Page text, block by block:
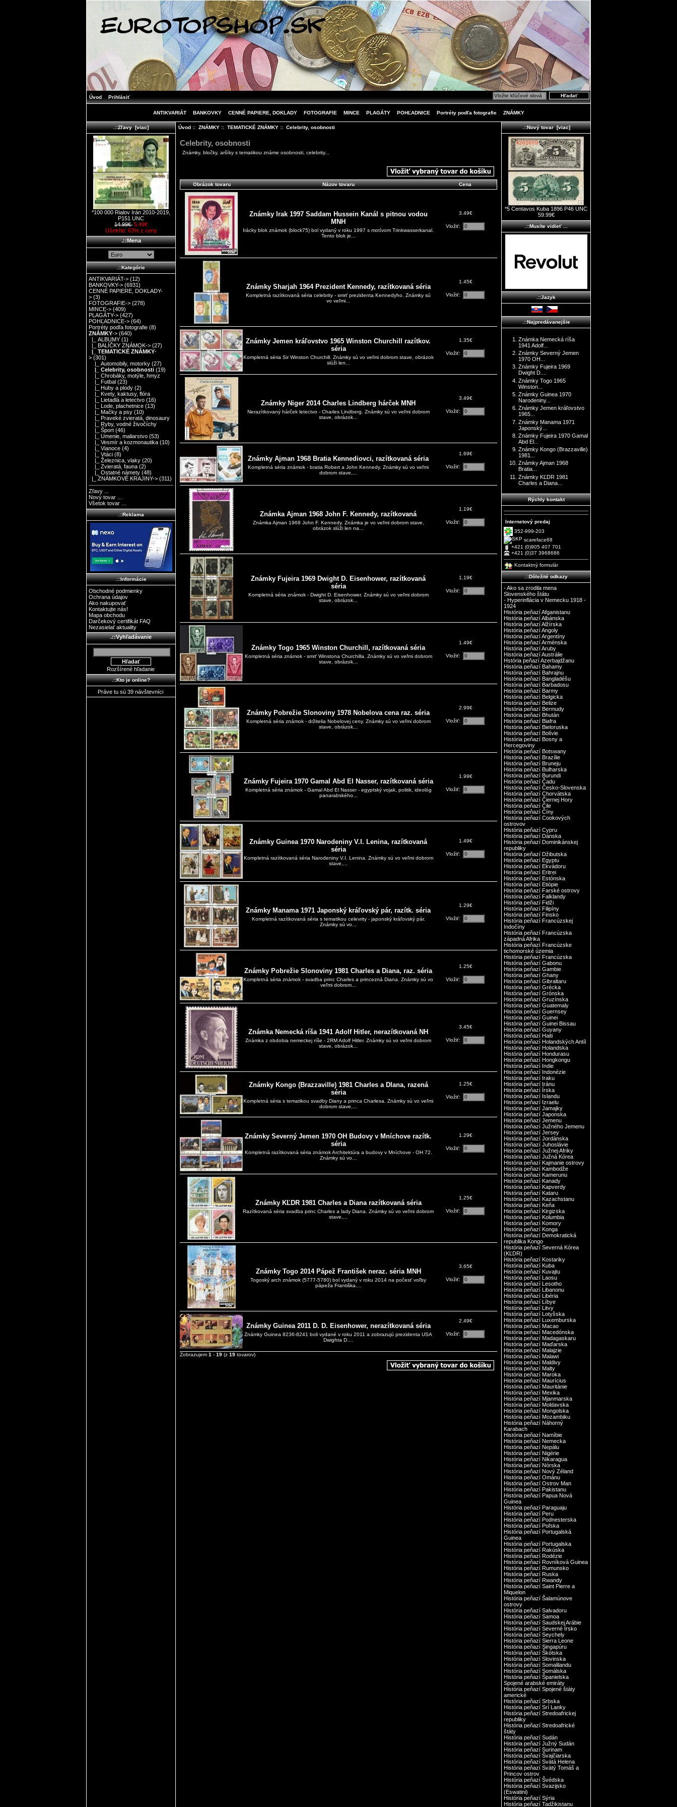
Úvod Prihlásiť
ANTIKVARIÁT BANKOVKY CENNÉ PAPIERE, DOKLADY FOTOGRAFIE MINCE PLAGÁTY POHĽADNICE Portréty podľa fotografie ZNÁMKY
.::Zľavy [viac]
*100 000 Rialov Irán 2010-2019,
P151 UNC
14.99€ 5.49€
Ušetríte: 63% z ceny
.::Mena
.::Kategórie
ANTIKVARIÁT-> (12)
BANKOVKY-> (6931)
CENNÉ PAPIERE, DOKLADY-
> (3)
FOTOGRAFIE-> (278)
MINCE-> (409)
PLAGÁTY-> (427)
POHĽADNICE-> (64)
Portréty podľa fotografie (8)
ZNÁMKY-> (640)
|_ ALBUMY (1)
|_ BALÍČKY ZNÁMOK-> (27)
|_ TEMATICKÉ ZNÁMKY-
> (301)
|_ Automobily, motorky (27)
|_ Celebrity, osobnosti (19)
|_ Chrobáky, motýle, hmyz
|_ Futbal (23)
|_ Huby a plody (2)
|_ Kvety, kaktusy, flóra
|_ Lietadlá a letectvo (16)
|_ Lode, plachetnice (13)
|_ Mačky a psy (10)
|_ Praveké zvieratá, dinosaury
|_ Ryby, vodné živočíchy
|_ Šport (46)
|_ Umenie, maliarstvo (53)
|_ Vesmír a kozmonautika (10)
|_ Vianoce (4)
|_ Vtáci (8)
|_ Železnica, vlaky (20)
|_ Zvieratá, fauna (2)
|_ Ostatné námety (48)
|_ ZNÁMKOVÉ KRAJINY-> (311)
Zľavy ...
Nový tovar ...
Všetok tovar ...
.::Reklama
.::Informácie
Obchodné podmienky
Ochrana údajov
Ako nakupovať
Kontaktujte nás!
Mapa obchodu
Darčekový certifikát FAQ
Nezasielať aktuality
.::Vyhľadávanie
Rozšírené hľadanie
.::Kto je online?
Práve tu sú 39 návštevníci
Úvod:: ZNÁMKY:: TEMATICKÉ ZNÁMKY:: Celebrity, osobnosti
Celebrity, osobnosti
Známky, bločky, aršíky s tematikou známe osobnosti, celebrity...
Obrázok tovaru Názov tovaru Cena
Známky Irak 1997 Saddam Hussein Kanál s pitnou vodou
MNH
Irácky blok známok (block75) bol vydaný v roku 1997 s motívom Trinkwasserkanal.
Tento blok je...
3.49€
Vložiť:
Známky Sharjah 1964 Prezident Kennedy, razítkovaná séria
Kompletná razítkovaná séria celebrity - smrť prezidenta Kennedyho. Známky sú
vo veľmi...
1.45€
Vložiť:
Známky Jemen kráľovstvo 1965 Winston Churchill razítkov.
séria
Kompletná séria Sir Winston Churchill. Známky sú vo veľmi dobrom stave, obrázok
slúži len...
1.35€
Vložiť:
Známky Niger 2014 Charles Lindberg hárček MNH
Nerazítkovaný hárček letectvo - Charles Lindberg. Známky sú vo veľmi dobrom
stave, obrázok...
3.49€
Vložiť:
Známky Ajman 1968 Bratia Kennediovci, razítkovaná séria
Kompletná séria známok - bratia Robert a John Kennedy. Známky sú vo veľmi
dobrom stave,...
1.69€
Vložiť:
Známka Ajman 1968 John F. Kennedy, razítkovaná
Známka Ajman 1968 John F. Kennedy. Známka je vo veľmi dobrom stave,
obrázok slúži len na...
1.19€
Vložiť:
Známky Fujeira 1969 Dwight D. Eisenhower, razítkovaná
séria
Kompletná séria známok - Dwight D. Eisenhower. Známky sú vo veľmi dobrom
stave, obrázok...
1.19€
Vložiť:
Známky Togo 1965 Winston Churchill, razítkovaná séria
Kompletná séria známok - smrť Winstona Churchilla. Známky sú vo veľmi dobrom
stave, obrázok...
1.49€
Vložiť:
Známky Pobrežie Slonoviny 1978 Nobelova cena raz. séria
Kompletná séria známok - držitelia Nobelovej ceny. Známky sú vo veľmi dobrom
stave, obrázok...
2.99€
Vložiť:
Známky Fujeira 1970 Gamal Abd El Nasser, razítkovaná séria
Kompletná séria známok - Gamal Abd El Nasser - egyptský vojak, politik, ideológ
panarabského...
1.99€
Vložiť:
Známky Guinea 1970 Narodeniny V.I. Lenina, razítkovaná
séria
Kompletná razítkovaná séria Narodeniny V.I. Lenina. Známky sú vo veľmi dobrom
stave,...
1.49€
Vložiť:
Známky Manama 1971 Japonský kráľovský pár, razítk. séria
Kompletná razítkovaná séria s tematikou celevrity - japonský kráľovský pár.
Známky sú vo...
1.29€
Vložiť:
Známky Pobrežie Slonoviny 1981 Charles a Diana, raz. séria
Kompletná séria známok - svadba princ Charles a princezná Diana. Známky sú vo
veľmi dobrom...
1.25€
Vložiť:
Známka Nemecká ríša 1941 Adolf Hitler, nerazítkovaná NH
Známka z obdobia nemeckej ríše - 2RM Adolf Hitler. Známky sú vo veľmi dobrom
stave, obrázok...
3.45€
Vložiť:
Známky Kongo (Brazzaville) 1981 Charles a DIana, razená
séria
Kompletná séria s tematikou svadby Diany a princa Charlesa. Známky sú vo veľmi
dobrom stave,...
1.25€
Vložiť:
Známky Severný Jemen 1970 OH Budovy v Mníchove razítk.
séria
Kompletná razítkovaná séria známok Architektúra a budovy v Mníchove - OH 72.
Známky sú vo...
1.29€
Vložiť:
Známky KĽDR 1981 Charles a Diana razítkovaná séria
Razítkovaná séria svadba princ Charles a lady Diana. Známky sú vo veľmi dobrom
stave,...
1.25€
Vložiť:
Známky Togo 2014 Pápež František neraz. séria MNH
Togoský arch známok (5777-5780) bol vydaný v roku 2014 na počesť voľby
pápeža Františka....
3.65€
Vložiť:
Známky Guinea 2011 D. D. Eisenhower, nerazítkovaná séria
Známky Guinea 8236-8241 boli vydané v roku 2011 a zobrazujú prezidenta USA
Dwighta D....
2.49€
Vložiť:
Zobrazujem 1 - 19 (z 19 tovarov)
.::Nový tovar [viac]
*5 Centavos Kuba 1896 P46 UNC
59.99€
.::Musíte vidieť ...
.::Jazyk
.::Najpredávanejšie
Známka Nemecká ríša
1941 Adolf...
Známky Severný Jemen
1970 OH...
Známky Fujeira 1969
Dwight D....
Známky Togo 1965
Winston...
Známky Guinea 1970
Narodeniny...
Známky Jemen kráľovstvo
1965...
Známky Manama 1971
Japonský...
Známky Fujeira 1970 Gamal
Abd El...
Známky Kongo (Brazzaville)
1981...
Známky Ajman 1968
Bratia...
Známky KĽDR 1981
Charles a Diana...
Rýchly kontakt
Internetový predaj
352-999-203
scareface68
+421 (0)905 407 701
+421 (0)37 3968686
Kontaktný formulár
.::Dôležité odkazy
- Ako sa zrodila mena
Slovenského štátu
- Hyperinflácia v Nemecku 1918 -
1924
História peňazí Afganistanu
História peňazí Albánska
História peňazí Alžírska
História peňazí Angoly
História peňazí Argentíny
História peňazí Arménska
História peňazí Aruby
História peňazí Austrálie
Hstória peňazí Azerbajdžanu
História peňazí Bahamy
História peňazí Bahrajnu
História peňazí Bangladéšu
História peňazí Barbadosu
História peňazí Barmy
História peňazí Belgicka
História peňazí Belize
História peňazí Bermudy
História peňazí Bhután
História peňazí Biafra
História peňazí Bieloruska
História peňazí Bolívie
História peňazí Bosny a
Hercegoviny
História peňazí Botswany
História peňazí Brazílie
História peňazí Bruneju
História peňazí Bulharska
História peňazí Burundi
História peňazí Čadu
História peňazí Česko-Slovenska
História peňazí Chorvátska
História peňazí Čiernej Hory
História peňazí Čile
História peňazí Číny
História peňazí Cookových
ostrovov
História peňazí Cypru
História peňazí Dánska
História peňazí Dominikánskej
republiky
História peňazí Džibutska
História peňazí Egyptu
História peňazí Ekvádoru
História peňazí Eritrei
História peňazí Estónska
História peňazí Etiópie
História peňazí Farské ostrovy
História peňazí Falklandy
História peňazí Fidži
História peňazí Filipíny
História peňazí Finsko
História peňazí Francúzskej
Indočíny
História peňazí Francúzska
západná Afrika
História peňazí Francúzske
tichomorské územia
História peňazí Francúzska
História peňazí Gabonu
História peňazí Gambie
História peňazí Ghany
História peňazí Gibraltaru
História peňazí Grécka
História peňazí Grónska
História peňazí Gruzínska
História peňazí Guatemaly
História peňazí Guernsey
História peňazí Guinei
História peňazí Guinei Bissau
História peňazí Guyany
História peňazí Haiti
História peňazí Holandských Antíl
História peňazí Holandska
História peňazí Hondurasu
História peňazí Hongkongu
História peňazí Indie
História peňazí Indonézie
História peňazí Iraku
História peňazí Iránu
História peňazí Írska
História peňazí Islandu
História peňazí Izraelu
História peňazí Jamajky
História peňazí Japonska
História peňazí Jemenu
História peňazí Južného Jemenu
História peňazí Jersey
História peňazí Jordánska
História peňazí Juhoslávie
História peňazí Južnej Afriky
História peňazí Južná Kórea
História peňazí Kajmanie ostrovy
História peňazí Kambodže
História peňazí Kamerunu
História peňazí Kanady
História peňazí Kapverdy
História peňazí Kataru
História peňazí Kazachstanu
História peňazí Keňa
História peňazí Kirgizska
História peňazí Kolumbia
História peňazí Komory
História peňazí Konga
História peňazí Demokratická
republika Kongo
História peňazí Severná Kórea
(KĽDR)
História peňazí Kostariky
História peňazí Kuba
História peňazí Kuvajtu
História peňazí Laosu
História peňazí Lesotho
História peňazí Libanonu
História peňazí Libéria
História peňazí Líbye
História peňazí Litvy
História peňazí Lotyšska
História peňazí Luxemburska
História peňazí Macao
História peňazí Macedónska
História peňazí Madagaskaru
História peňazí Maďarska
História peňazí Malajzie
História peňazí Malawi
História peňazí Maldivy
História peňazí Malty
História peňazí Maroka
História peňazí Maurícius
História peňazí Mauritánie
História peňazí Mexika
História peňazí Mjanmarska
História peňazí Moldavska
História peňazí Mongolska
História peňazí Mozambiku
História peňazí Náhorný
Karabach
História peňazí Namíbie
História peňazí Nemecka
História peňazí Nepálu
História peňazí Nigérie
História peňazí Nikaragua
História peňazí Nórska
História peňazí Nový Zéland
História peňazí Ománu
História peňazí Ostrov Man
História peňazí Pakistanu
História peňazí Papua Nová
Guinea
História peňazí Paraguaju
História peňazí Peru
História peňazí Podnesterska
História peňazí Poľska
História peňazí Portugalská
Guinea
História peňazí Portugalska
História peňazí Rakúska
História peňazí Rodézie
História peňazí Rovníková Guinea
História peňazí Rumunsko
História peňazí Ruska
História peňazí Rwandy
História peňazí Saint Pierre a
Miquelon
História peňazí Šalamúnove
ostrovy
História peňazí Salvadoru
História peňazí Samoa
História peňazí Saudskej Arábie
História peňazí Severné Írsko
História peňazí Seychely
História peňazí Sierra Leone
História peňazí Singapúru
História peňazí Škótska
História peňazí Slovinska
História peňazí Somalilandu
História peňazí Somálska
História peňazí Španielska
Spojené arabské emiráty
História peňazí Spojené štáty
americké
História peňazí Srbska
História peňazí Srí Lanky
História peňazí Stredoafrickej
republiky
História peňazí Stredoafrické
štáty
História peňazí Sudán
História peňazí Južný Sudán
História peňazí Surinam
História peňazí Švajčiarska
História peňazí Svätá Helena
História peňazí Svätý Tomáš a
Princov ostrov
História peňazí Švédska
História peňazí Svazijsko
(Eswatini)
História peňazí Sýria
História peňazí Tadžikistanu